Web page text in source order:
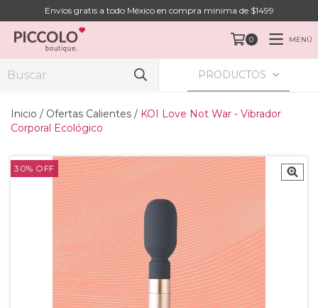
Envíos gratis a todo México en compra minima de $1499
0 MENÚ
PRODUCTOS
Inicio / Ofertas Calientes / KOI Love Not War - Vibrador
Corporal Ecológico
30% OFF